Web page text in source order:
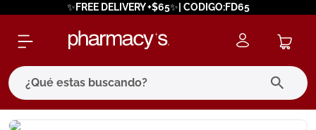
✨FREE DELIVERY +$65✨| CODIGO:FD65
¿Qué estas buscando?
términos más buscados